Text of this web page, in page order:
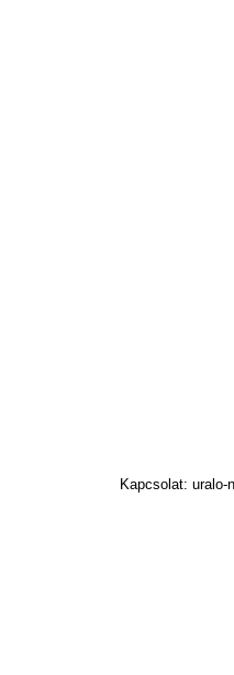
Kapcsolat: uralo-